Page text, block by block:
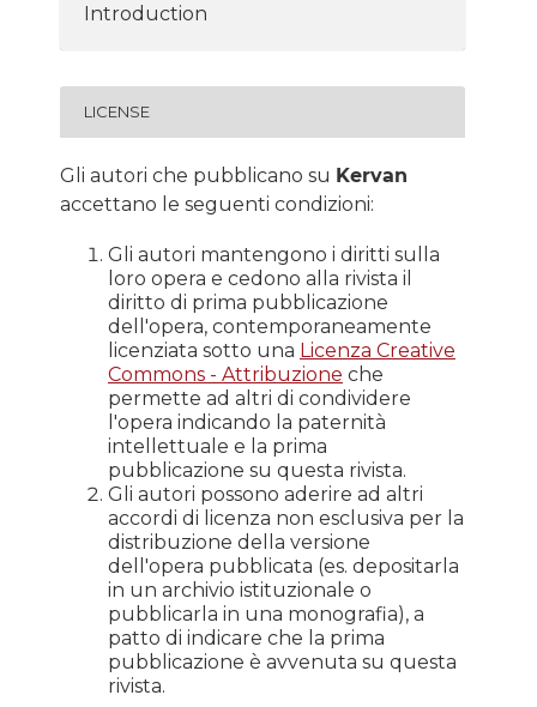
Introduction
LICENSE
Gli autori che pubblicano su Kervan
accettano le seguenti condizioni:
Gli autori mantengono i diritti sulla
loro opera e cedono alla rivista il
diritto di prima pubblicazione
dell'opera, contemporaneamente
licenziata sotto una Licenza Creative
Commons - Attribuzione che
permette ad altri di condividere
l'opera indicando la paternità
intellettuale e la prima
pubblicazione su questa rivista.
Gli autori possono aderire ad altri
accordi di licenza non esclusiva per la
distribuzione della versione
dell'opera pubblicata (es. depositarla
in un archivio istituzionale o
pubblicarla in una monografia), a
patto di indicare che la prima
pubblicazione è avvenuta su questa
rivista.